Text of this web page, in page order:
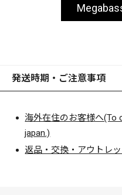
発送時期・ご注意事項
海外在住のお客様へ(To
japan.)
返品・交換・アウトレ